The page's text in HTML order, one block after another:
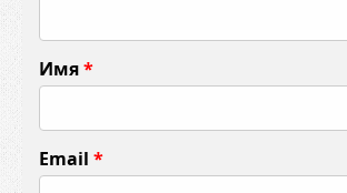
м
е
т
а
Имя*
Email *